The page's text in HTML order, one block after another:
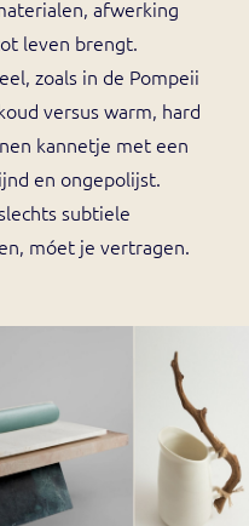
afwerking
leven brengt.
zoals in de Pompeii
versus warm, hard
kannetje met een
en ongepolijst.
subtiele
móet je vertragen.